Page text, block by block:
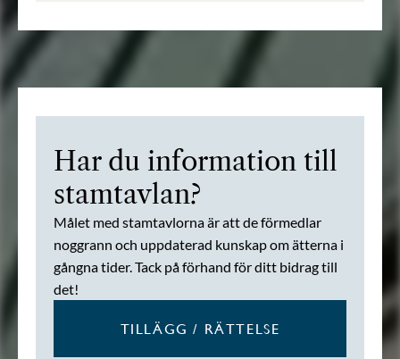
Har du information till
stamtavlan?
Målet med stamtavlorna är att de förmedlar
noggrann och uppdaterad kunskap om ätterna i
gångna tider. Tack på förhand för ditt bidrag till
det!
TILLÄGG / RÄTTELSE